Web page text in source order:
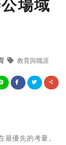
場域
教育與職涯
優先的考量。